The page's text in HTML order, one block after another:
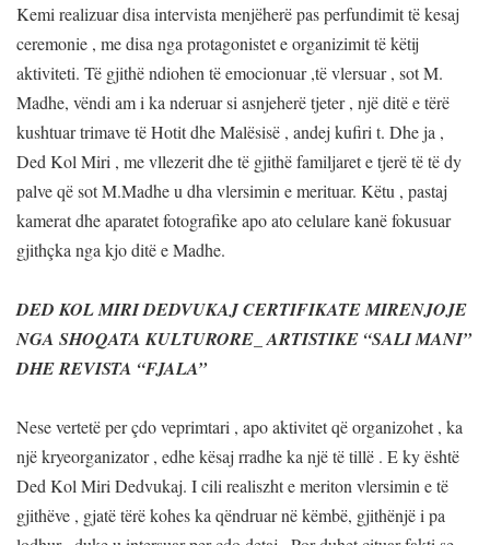
Kemi realizuar disa intervista menjëherë pas perfundimit të kesaj
ceremonie , me disa nga protagonistet e organizimit të këtij
aktiviteti. Të gjithë ndiohen të emocionuar ,të vlersuar , sot M.
Madhe, vëndi am i ka nderuar si asnjeherë tjeter , një ditë e tërë
kushtuar trimave të Hotit dhe Malësisë , andej kufiri t. Dhe ja ,
Ded Kol Miri , me vllezerit dhe të gjithë familjaret e tjerë të të dy
palve që sot M.Madhe u dha vlersimin e merituar. Këtu , pastaj
kamerat dhe aparatet fotografike apo ato celulare kanë fokusuar
gjithçka nga kjo ditë e Madhe.
DED KOL MIRI DEDVUKAJ CERTIFIKATE MIRENJOJE
NGA SHOQATA KULTURORE_ ARTISTIKE “SALI MANI”
DHE REVISTA “FJALA”
Nese vertetë per çdo veprimtari , apo aktivitet që organizohet , ka
një kryeorganizator , edhe kësaj rradhe ka një të tillë . E ky është
Ded Kol Miri Dedvukaj. I cili realiszht e meriton vlersimin e të
gjithëve , gjatë tërë kohes ka qëndruar në këmbë, gjithënjë i pa